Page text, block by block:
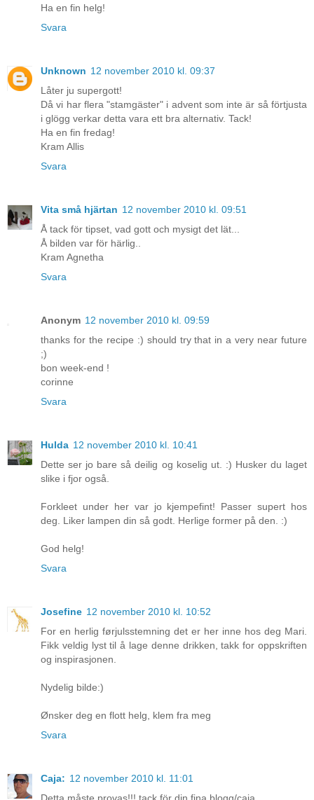
Ha en fin helg!
Svara
Unknown 12 november 2010 kl. 09:37
Låter ju supergott!
Då vi har flera "stamgäster" i advent som inte är så förtjusta
i glögg verkar detta vara ett bra alternativ. Tack!
Ha en fin fredag!
Kram Allis
Svara
Vita små hjärtan 12 november 2010 kl. 09:51
Å tack för tipset, vad gott och mysigt det lät...
Å bilden var för härlig..
Kram Agnetha
Svara
Anonym 12 november 2010 kl. 09:59
thanks for the recipe :) should try that in a very near future
;)
bon week-end !
corinne
Svara
Hulda 12 november 2010 kl. 10:41
Dette ser jo bare så deilig og koselig ut. :) Husker du laget
slike i fjor også.
Forkleet under her var jo kjempefint! Passer supert hos
deg. Liker lampen din så godt. Herlige former på den. :)
God helg!
Svara
Josefine 12 november 2010 kl. 10:52
For en herlig førjulsstemning det er her inne hos deg Mari.
Fikk veldig lyst til å lage denne drikken, takk for oppskriften
og inspirasjonen.
Nydelig bilde:)
Ønsker deg en flott helg, klem fra meg
Svara
Caja: 12 november 2010 kl. 11:01